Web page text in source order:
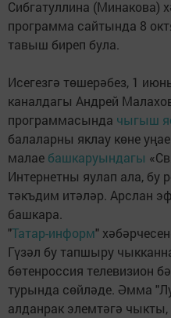
Сибгатуллина (Минакова)
программа сайтында 8
тавыш биреп була.
Исегезгә төшерәбез, 1
каналдагы Андрей
программасында чыгыш
балаларны яклау көне
малае башкаруындагы
Интернетны яулап ала,
тәкъдим итәләр. Арслан
башкара.
"Татар-информ"
Гүзәл бу тапшыру
бөтенроссия телевизион
турында сөйләде. Әмма
алданрак элемтәгә